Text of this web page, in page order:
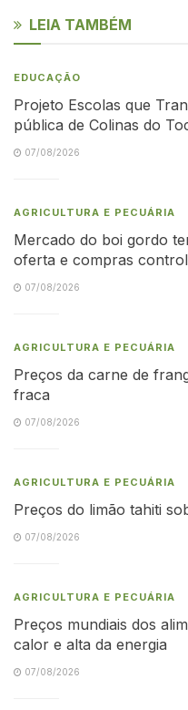
LEIA TAMBÉM
EDUCAÇÃO
Projeto Escolas que
pública de Colinas do
07/08/2026
AGRICULTURA E PECUÁRIA
Mercado do boi gordo
oferta e compras
07/08/2026
AGRICULTURA E PECUÁRIA
Preços da carne de
fraca
07/08/2026
AGRICULTURA E PECUÁRIA
Preços do limão tahiti
07/08/2026
AGRICULTURA E PECUÁRIA
Preços mundiais dos
calor e alta da energia
07/08/2026